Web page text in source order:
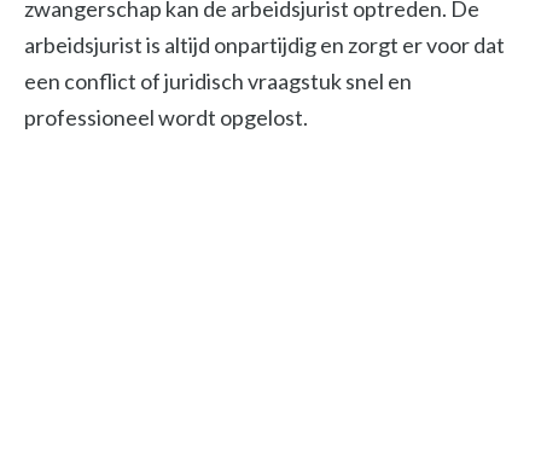
zwangerschap kan de arbeidsjurist optreden. De
arbeidsjurist is altijd onpartijdig en zorgt er voor dat
een conflict of juridisch vraagstuk snel en
professioneel wordt opgelost.